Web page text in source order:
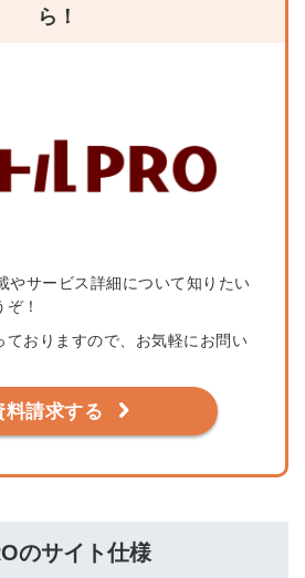
ら！
やサービス詳細について知りたい
！
ておりますので、お気軽にお問い
料請求する
のサイト仕様
取り組みなどを取材したインタ
採用にまつわる独自の調査レポ
ートが届く
採用に役立つ記事・資料が届く